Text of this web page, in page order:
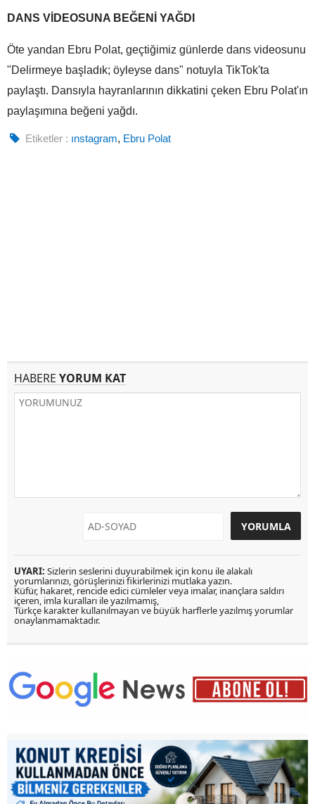
DANS VİDEOSUNA BEĞENİ YAĞDI
Öte yandan Ebru Polat, geçtiğimiz günlerde dans videosunu
"Delirmeye başladık; öyleyse dans" notuyla TikTok'ta
paylaştı. Dansıyla hayranlarının dikkatini çeken Ebru Polat'ın
paylaşımına beğeni yağdı.
Etiketler : ınstagram, Ebru Polat
HABERE YORUM KAT
UYARI: Sizlerin seslerini duyurabilmek için konu ile alakalı
yorumlarınızı, görüşlerinizi fikirlerinizi mutlaka yazın.
Küfür, hakaret, rencide edici cümleler veya imalar, inançlara saldırı
içeren, imla kuralları ile yazılmamış,
Türkçe karakter kullanılmayan ve büyük harflerle yazılmış yorumlar
onaylanmamaktadır.